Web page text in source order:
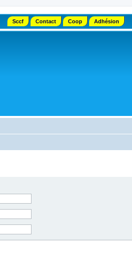
Sccf Contact Coop Adhésion